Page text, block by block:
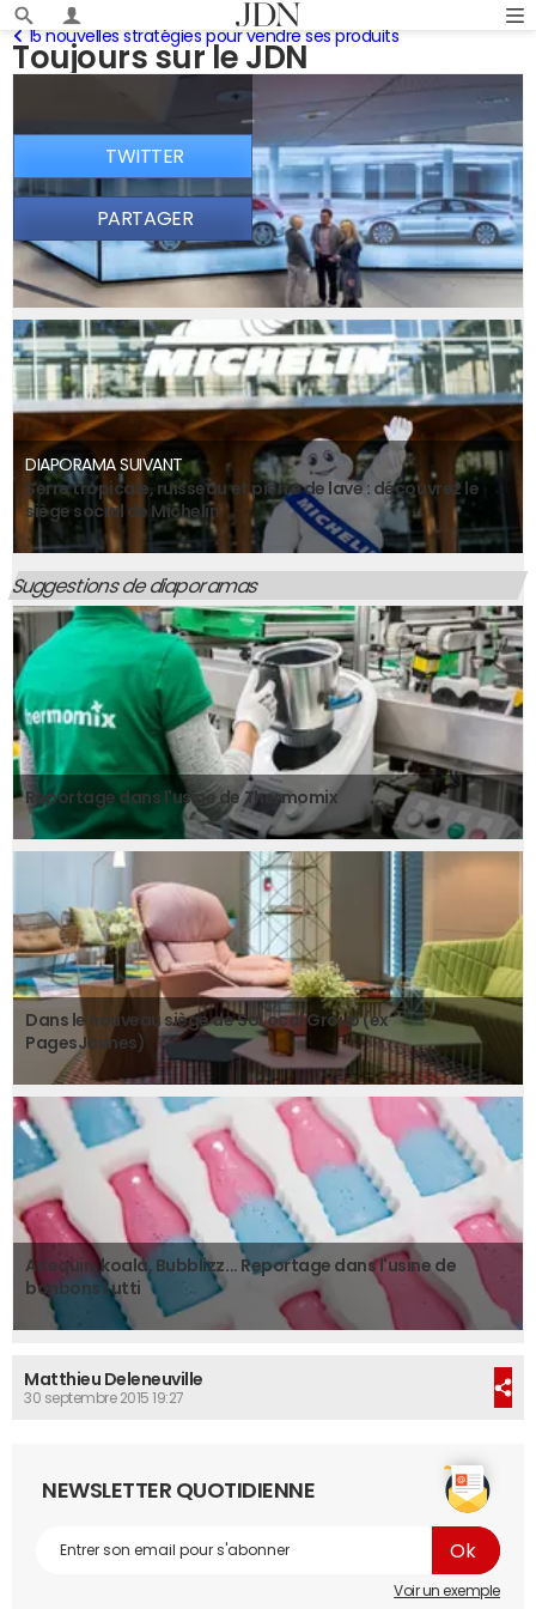
Toujours sur le JDN
15 nouvelles stratégies pour vendre ses produits
TWITTER
PARTAGER
DIAPORAMA SUIVANT
Serre tropicale, ruisseau et pierre de lave : découvrez le
siège social de Michelin
Suggestions de diaporamas
Reportage dans l'usine de Thermomix
Dans le nouveau siège de SoLocal Group (ex
PagesJaunes)
Arlequin, koala, Bubblizz... Reportage dans l'usine de
bonbons Lutti
Matthieu Deleneuville
30 septembre 2015 19:27
NEWSLETTER QUOTIDIENNE
Voir un exemple